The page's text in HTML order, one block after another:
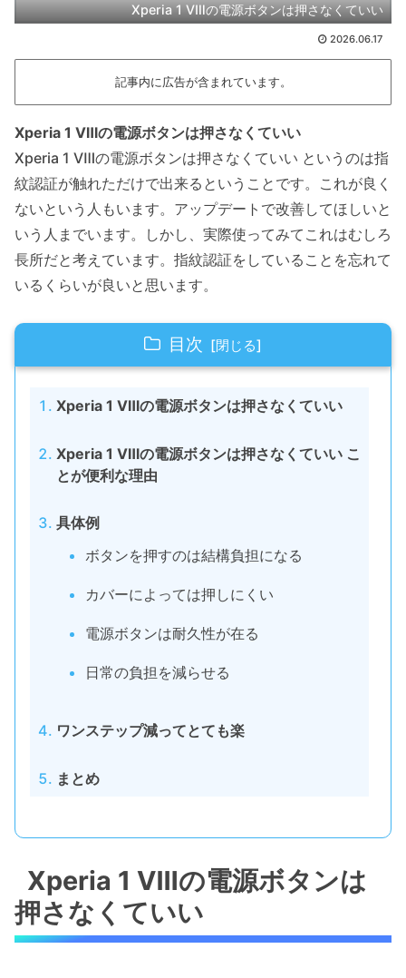
Xperia 1 Ⅷの電源ボタンは押さなくていい
2026.06.17
記事内に広告が含まれています。
Xperia 1 Ⅷの電源ボタンは押さなくていい
Xperia 1 Ⅷの電源ボタンは押さなくていい というのは指
紋認証が触れただけで出来るということです。これが良く
ないという人もいます。アップデートで改善してほしいと
いう人までいます。しかし、実際使ってみてこれはむしろ
長所だと考えています。指紋認証をしていることを忘れて
いるくらいが良いと思います。
目次
Xperia 1 Ⅷの電源ボタンは押さなくていい
Xperia 1 Ⅷの電源ボタンは押さなくていい こ
とが便利な理由
具体例
ボタンを押すのは結構負担になる
カバーによっては押しにくい
電源ボタンは耐久性が在る
日常の負担を減らせる
ワンステップ減ってとても楽
まとめ
Xperia 1 Ⅷの電源ボタンは
押さなくていい